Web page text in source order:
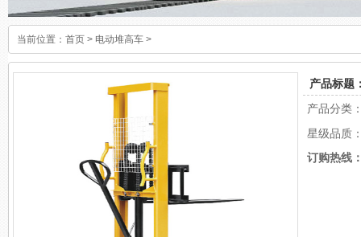
当前位置： 首页 > 电动堆高车 >
产品标题
产品分类
星级品质
订购热线